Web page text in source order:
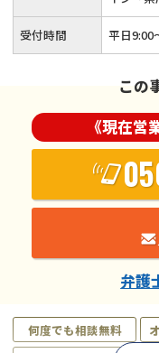
何度でも相談無料
受付時間 平日9:00
この
《現在営
弁護